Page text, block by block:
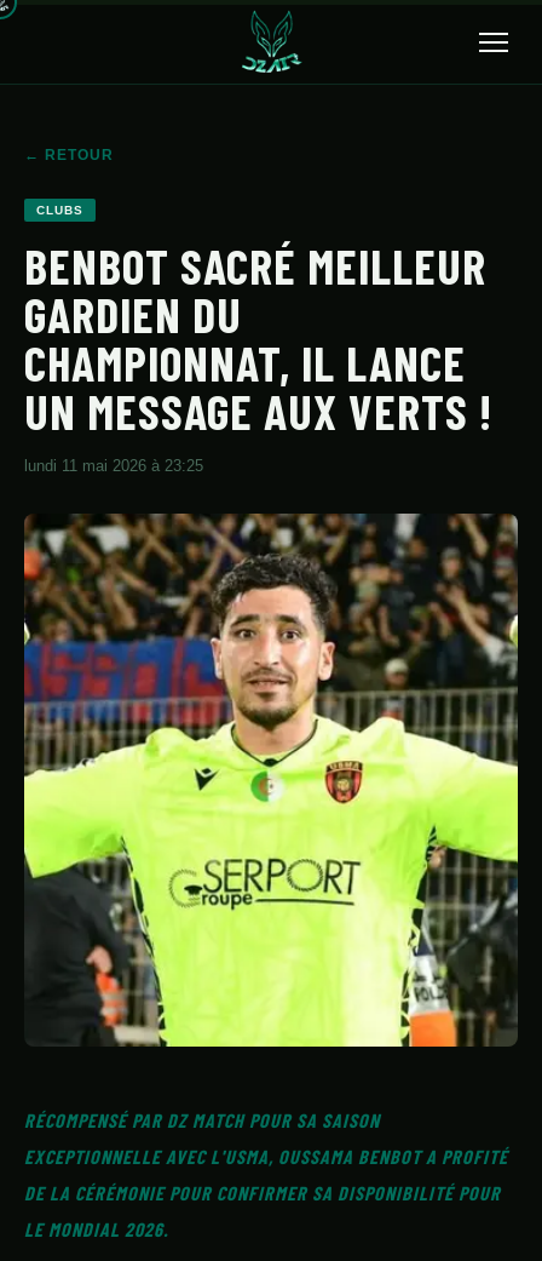
ACCUEIL
SÉLECTION
TRANSFERTS
CLUBS
STATISTIQUES
GALERIE
À PROPOS
CONTACT
← RETOUR
CLUBS
BENBOT SACRÉ MEILLEUR
GARDIEN DU
CHAMPIONNAT, IL LANCE
UN MESSAGE AUX VERTS !
lundi 11 mai 2026 à 23:25
RÉCOMPENSÉ PAR DZ MATCH POUR SA SAISON
EXCEPTIONNELLE AVEC L'USMA, OUSSAMA BENBOT A PROFITÉ
DE LA CÉRÉMONIE POUR CONFIRMER SA DISPONIBILITÉ POUR
LE MONDIAL 2026.